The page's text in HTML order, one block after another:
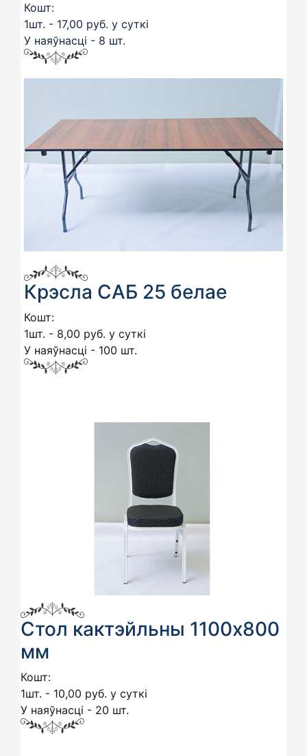
Кошт:
1шт. - 17,00 руб. у суткі
У наяўнасці - 8 шт.
Крэсла САБ 25 белае
Кошт:
1шт. - 8,00 руб. у суткі
У наяўнасці - 100 шт.
Стол кактэйльны 1100х800
мм
Кошт:
1шт. - 10,00 руб. у суткі
У наяўнасці - 20 шт.